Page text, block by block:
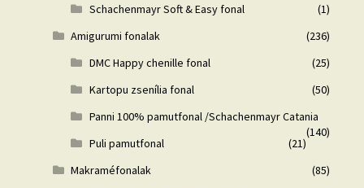
Schachenmayr Soft & Easy fonal
(1)
Amigurumi fonalak
(236)
DMC Happy chenille fonal
(25)
Kartopu zsenília fonal
(50)
Panni 100% pamutfonal /Schachenmayr Catania
(140)
Puli pamutfonal
(21)
Makraméfonalak
(85)